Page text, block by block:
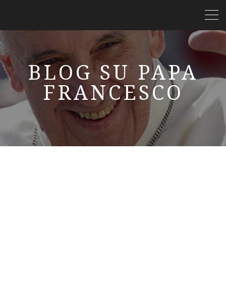
BLOG SU PAPA
FRANCESCO